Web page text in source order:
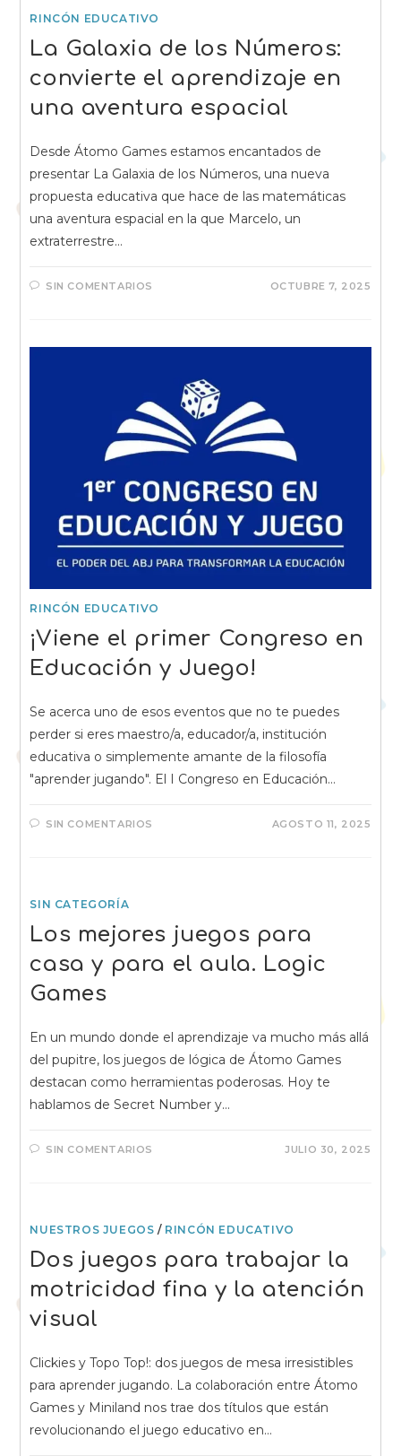
RINCÓN EDUCATIVO
La Galaxia de los Números:
convierte el aprendizaje en
una aventura espacial
Desde Átomo Games estamos encantados de
presentar La Galaxia de los Números, una nueva
propuesta educativa que hace de las matemáticas
una aventura espacial en la que Marcelo, un
extraterrestre…
SIN COMENTARIOS OCTUBRE 7, 2025
RINCÓN EDUCATIVO
¡Viene el primer Congreso en
Educación y Juego!
Se acerca uno de esos eventos que no te puedes
perder si eres maestro/a, educador/a, institución
educativa o simplemente amante de la filosofía
"aprender jugando". El I Congreso en Educación…
SIN COMENTARIOS AGOSTO 11, 2025
SIN CATEGORÍA
Los mejores juegos para
casa y para el aula. Logic
Games
En un mundo donde el aprendizaje va mucho más allá
del pupitre, los juegos de lógica de Átomo Games
destacan como herramientas poderosas. Hoy te
hablamos de Secret Number y…
SIN COMENTARIOS JULIO 30, 2025
NUESTROS JUEGOS / RINCÓN EDUCATIVO
Dos juegos para trabajar la
motricidad fina y la atención
visual
Clickies y Topo Top!: dos juegos de mesa irresistibles
para aprender jugando. La colaboración entre Átomo
Games y Miniland nos trae dos títulos que están
revolucionando el juego educativo en…